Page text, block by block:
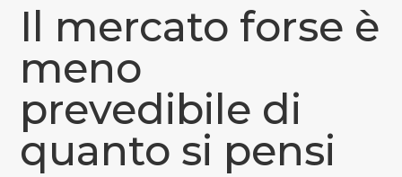
Il mercato forse è
meno
prevedibile di
quanto si pensi